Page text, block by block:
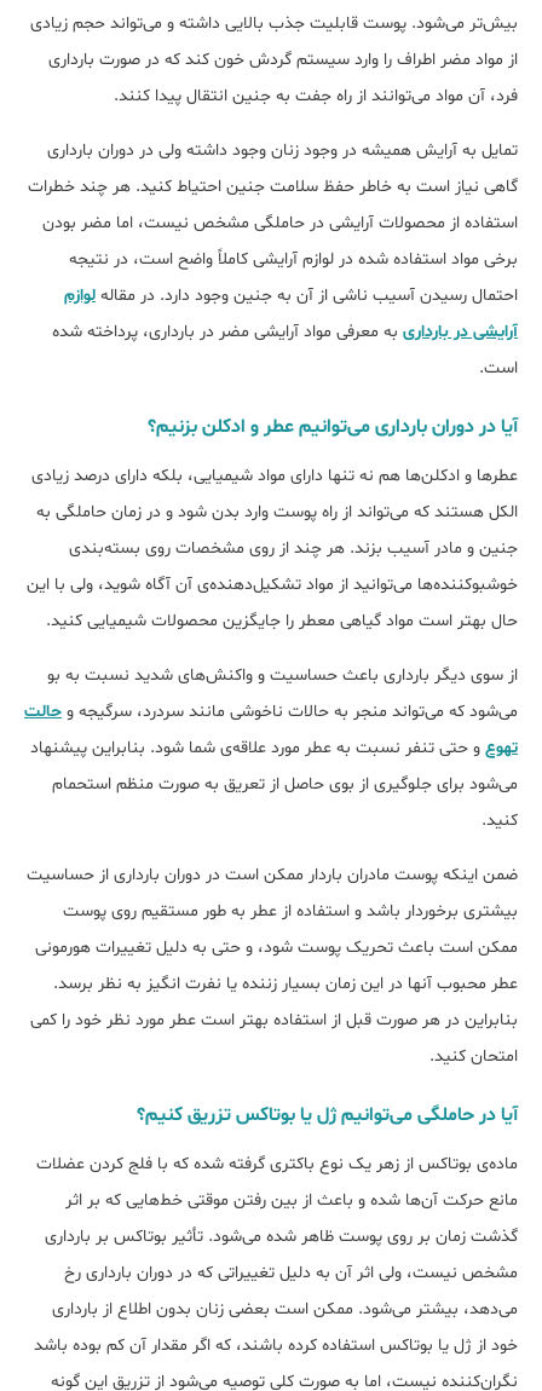
بیش‌تر می‌شود. پوست قابلیت جذب بالایی داشته و می‌تواند حجم زیادی
از مواد مضر اطراف را وارد سیستم گردش خون کند که در صورت بارداری
فرد، آن مواد می‌توانند از راه جفت به جنین انتقال پیدا کنند.
تمایل به آرایش همیشه در وجود زنان وجود داشته ولی در دوران بارداری
گاهی نیاز است به خاطر حفظ سلامت جنین احتیاط کنید. هر چند خطرات
استفاده از محصولات آرایشی در حاملگی مشخص نیست، اما مضر بودن
برخی مواد استفاده شده در لوازم آرایشی کاملاً واضح است، در نتیجه
احتمال رسیدن آسیب ناشی از آن به جنین وجود دارد. در مقاله لوازم
آرایشی در بارداری به معرفی مواد آرایشی مضر در بارداری، پرداخته شده
است.
آیا در دوران بارداری می‌توانیم عطر و ادکلن بزنیم؟
عطرها و ادکلن‌ها هم نه تنها دارای مواد شیمیایی، بلکه دارای درصد زیادی
الکل هستند که می‌تواند از راه پوست وارد بدن شود و در زمان حاملگی به
جنین و مادر آسیب بزند. هر چند از روی مشخصات روی بسته‌بندی
خوشبوکننده‌ها می‌توانید از مواد تشکیل‌دهنده‌ی آن آگاه شوید، ولی با این
حال بهتر است مواد گیاهی معطر را جایگزین محصولات شیمیایی کنید.
از سوی دیگر بارداری باعث حساسیت و واکنش‌های شدید نسبت به بو
می‌شود که می‌تواند منجر به حالات ناخوشی مانند سردرد، سرگیجه و حالت
تهوع و حتی تنفر نسبت به عطر مورد علاقه‌ی شما شود. بنابراین پیشنهاد
می‌شود برای جلوگیری از بوی حاصل از تعریق به صورت منظم استحمام
کنید.
ضمن اینکه پوست مادران باردار ممکن است در دوران بارداری از حساسیت
بیشتری برخوردار باشد و استفاده از عطر به طور مستقیم روی پوست
ممکن است باعث تحریک پوست شود، و حتی به دلیل تغییرات هورمونی
عطر محبوب آنها در این زمان بسیار زننده یا نفرت انگیز به نظر برسد.
بنابراین در هر صورت قبل از استفاده بهتر است عطر مورد نظر خود را کمی
امتحان کنید.
آیا در حاملگی می‌توانیم ژل یا بوتاکس تزریق کنیم؟
ماده‌ی بوتاکس از زهر یک نوع باکتری گرفته شده که با فلج کردن عضلات
مانع حرکت آن‌ها شده و باعث از بین رفتن موقتی خط‌هایی که بر اثر
گذشت زمان بر روی پوست ظاهر شده می‌شود. تأثیر بوتاکس بر بارداری
مشخص نیست، ولی اثر آن به دلیل تغییراتی که در دوران بارداری رخ
می‌دهد، بیشتر می‌شود. ممکن است بعضی زنان بدون اطلاع از بارداری
خود از ژل یا بوتاکس استفاده کرده باشند، که اگر مقدار آن کم بوده باشد
نگران‌کننده نیست، اما به صورت کلی توصیه می‌شود از تزریق این گونه